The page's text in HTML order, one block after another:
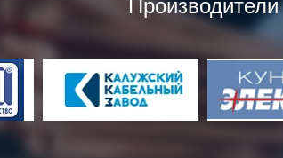
Производители